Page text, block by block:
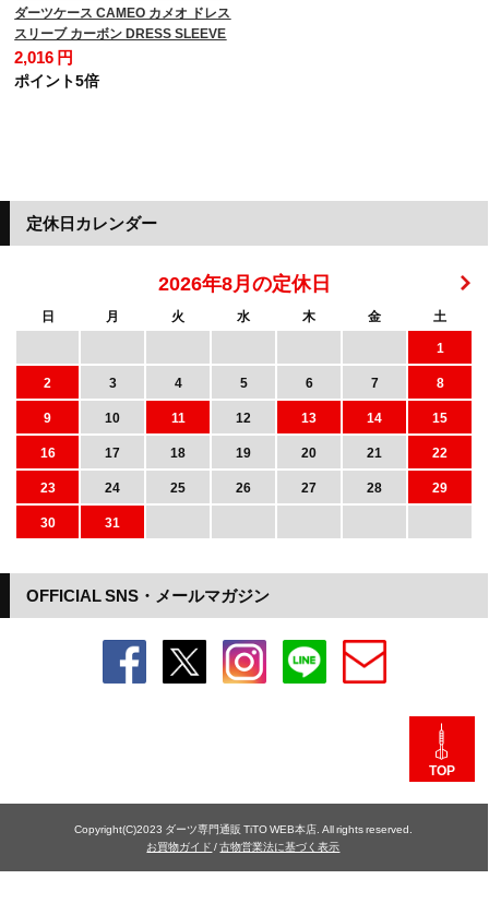
ダーツケース CAMEO カメオ ドレス
スリーブ カーボン DRESS SLEEVE
2,016 円
ポイント5倍
OFFICIAL SNS・メールマガジン
定休日カレンダー
2026年8月の定休日
日 月 火 水 木 金
土
1
2
3 4 5 6 7
8
9
10 11 12 13 14
15
16
17 18 19 20 21
22
23
24 25 26 27 28
29
30
31
TOP
Copyright(C)2023 ダーツ専門通販 TiTO WEB本店. All rights reserved.
お買物ガイド /古物営業法に基づく表示